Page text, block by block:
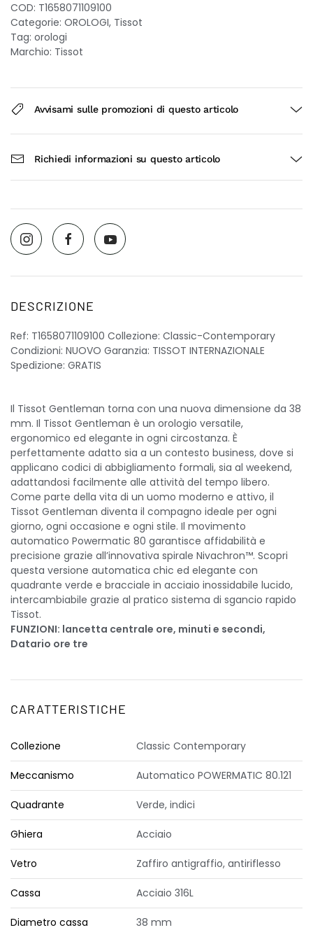
COD: T1658071109100
Categorie: OROLOGI, Tissot
Tag: orologi
Marchio: Tissot
Avvisami sulle promozioni di questo articolo
Richiedi informazioni su questo articolo
DESCRIZIONE
Ref: T1658071109100 Collezione: Classic-Contemporary
Condizioni: NUOVO Garanzia: TISSOT INTERNAZIONALE
Spedizione: GRATIS
Il Tissot Gentleman torna con una nuova dimensione da 38
mm. Il Tissot Gentleman è un orologio versatile,
ergonomico ed elegante in ogni circostanza. È
perfettamente adatto sia a un contesto business, dove si
applicano codici di abbigliamento formali, sia al weekend,
adattandosi facilmente alle attività del tempo libero.
Come parte della vita di un uomo moderno e attivo, il
Tissot Gentleman diventa il compagno ideale per ogni
giorno, ogni occasione e ogni stile. Il movimento
automatico Powermatic 80 garantisce affidabilità e
precisione grazie all’innovativa spirale Nivachron™. Scopri
questa versione automatica chic ed elegante con
quadrante verde e bracciale in acciaio inossidabile lucido,
intercambiabile grazie al pratico sistema di sgancio rapido
Tissot.
FUNZIONI: lancetta centrale ore, minuti e secondi,
Datario ore tre
CARATTERISTICHE
Collezione Classic Contemporary
Meccanismo Automatico POWERMATIC 80.121
Quadrante Verde, indici
Ghiera Acciaio
Vetro Zaffiro antigraffio, antiriflesso
Cassa Acciaio 316L
Diametro cassa 38 mm